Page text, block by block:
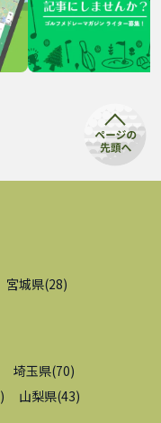
宮城県(28)
埼玉県(70)
) 山梨県(43)